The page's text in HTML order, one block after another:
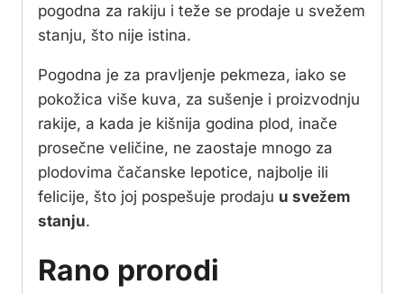
pogodna za rakiju i teže se prodaje u svežem
stanju, što nije istina.
Pogodna je za pravljenje pekmeza, iako se
pokožica više kuva, za sušenje i proizvodnju
rakije, a kada je kišnija godina plod, inače
prosečne veličine, ne zaostaje mnogo za
plodovima čačanske lepotice, najbolje ili
felicije, što joj pospešuje prodaju u svežem
stanju.
Rano prorodi